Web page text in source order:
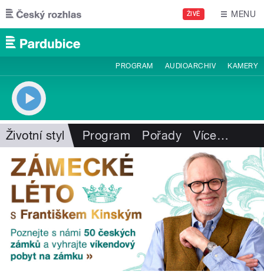
Přejít k hlavnímu obsahu
ŽIVĚ MENU
PROGRAM AUDIOARCHIV KAMERY
Životní styl Program Pořady Více…